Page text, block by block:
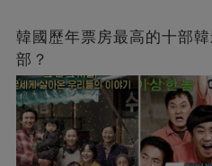
韓國歷年票房最高的十部
部？